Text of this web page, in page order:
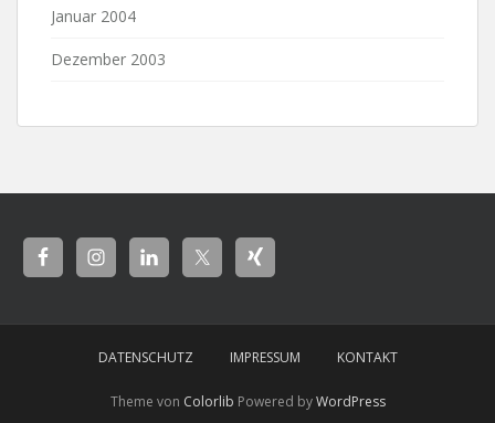
Januar 2004
Dezember 2003
DATENSCHUTZ IMPRESSUM KONTAKT
Theme von Colorlib Powered byWordPress